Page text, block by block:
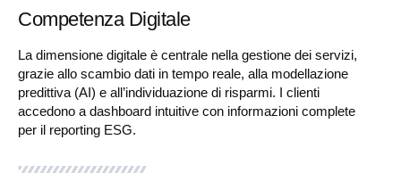
Competenza Digitale
La dimensione digitale è centrale nella gestione dei servizi,
grazie allo scambio dati in tempo reale, alla modellazione
predittiva (AI) e all’individuazione di risparmi. I clienti
accedono a dashboard intuitive con informazioni complete
per il reporting ESG.